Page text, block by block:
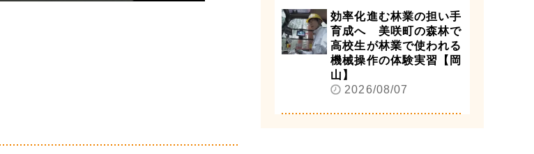
効率化進む林業の担い手
育成へ 美咲町の森林で
高校生が林業で使われる
機械操作の体験実習【岡
山】
2026/08/07